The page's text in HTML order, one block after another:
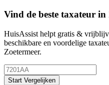
Vind de beste taxateur in
HuisAssist helpt gratis &
beschikbare en voordelige
Zoetermeer.
Start Vergelijken